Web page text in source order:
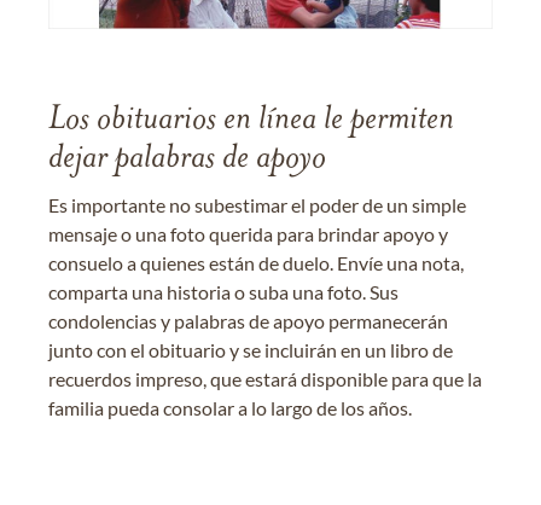
Los obituarios en línea le permiten
dejar palabras de apoyo
Es importante no subestimar el poder de un simple
mensaje o una foto querida para brindar apoyo y
consuelo a quienes están de duelo. Envíe una nota,
comparta una historia o suba una foto. Sus
condolencias y palabras de apoyo permanecerán
junto con el obituario y se incluirán en un libro de
recuerdos impreso, que estará disponible para que la
familia pueda consolar a lo largo de los años.